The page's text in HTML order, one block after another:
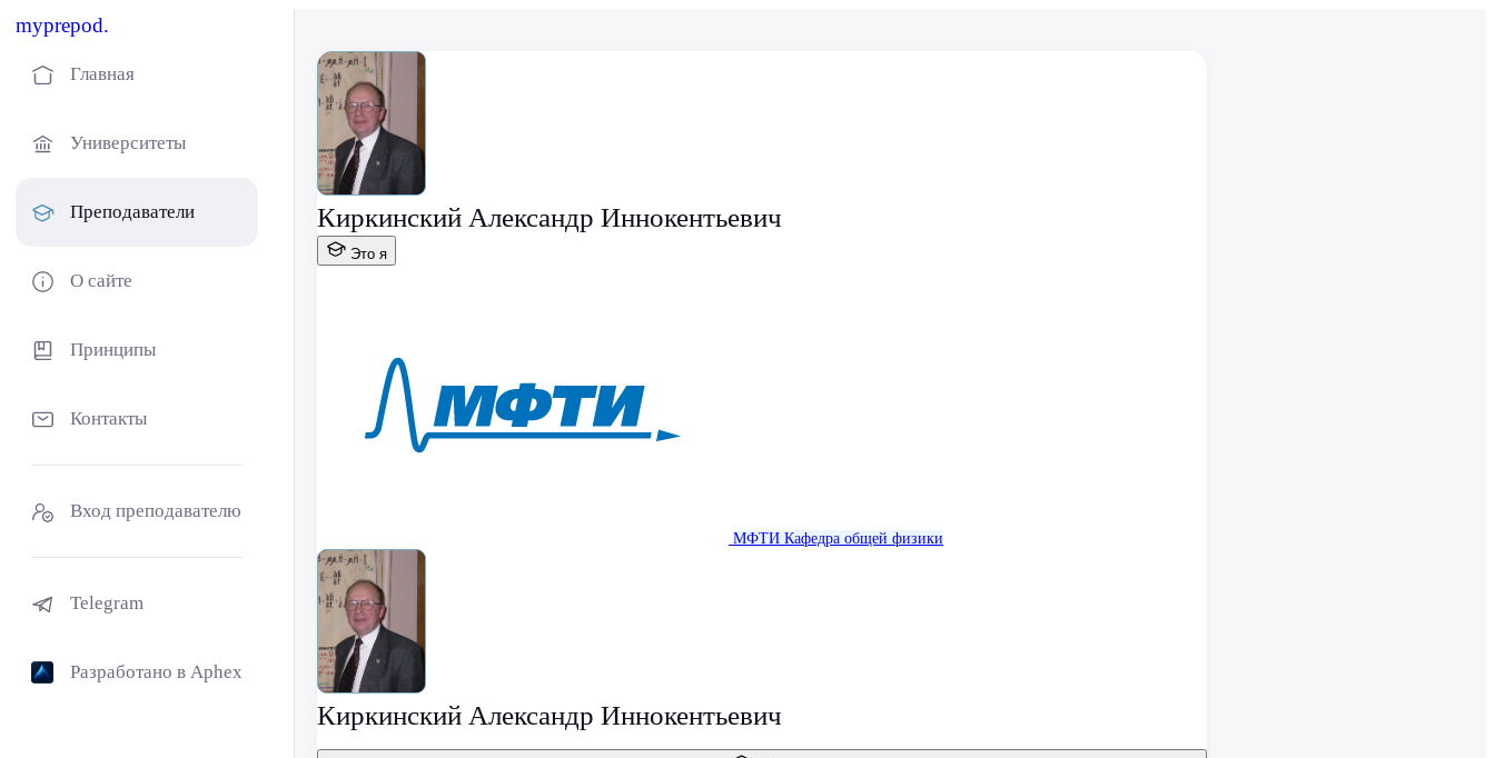
myprepod.
Главная
Университеты
Преподаватели
О сайте
Принципы
Контакты
Вход преподавателю
Telegram
Разработано в Aphex
Киркинский Александр Иннокентьевич
Это я
МФТИ Кафедра общей физики
Киркинский Александр Иннокентьевич